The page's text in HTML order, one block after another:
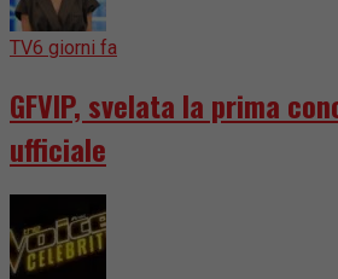
TV6 giorni fa
GFVIP, svelata la prima
ufficiale